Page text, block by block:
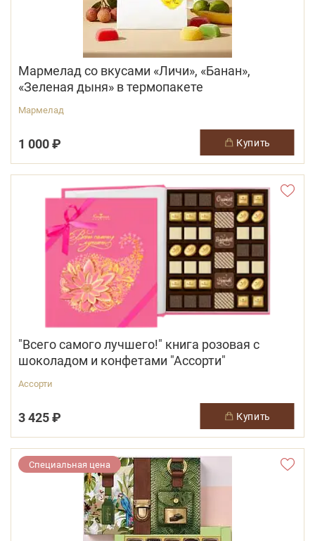
Мармелад со вкусами «Личи», «Банан»,
«Зеленая дыня» в термопакете
Мармелад
1 000 ₽ купить
"Всего самого лучшего!" книга розовая с
шоколадом и конфетами "Ассорти"
Ассорти
3 425 ₽ купить
Специальная цена